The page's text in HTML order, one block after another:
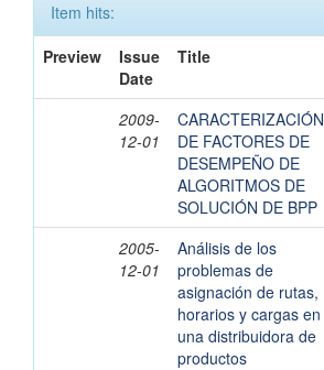
Item hits:
Preview
Issue
Date
Title
2009-
12-01
CARACTERIZACIÓN
DE FACTORES DE
DESEMPEÑO DE
ALGORITMOS DE
SOLUCIÓN DE BPP
2005-
12-01
Análisis de los
problemas de
asignación de rutas,
horarios y cargas en
una distribuidora de
productos